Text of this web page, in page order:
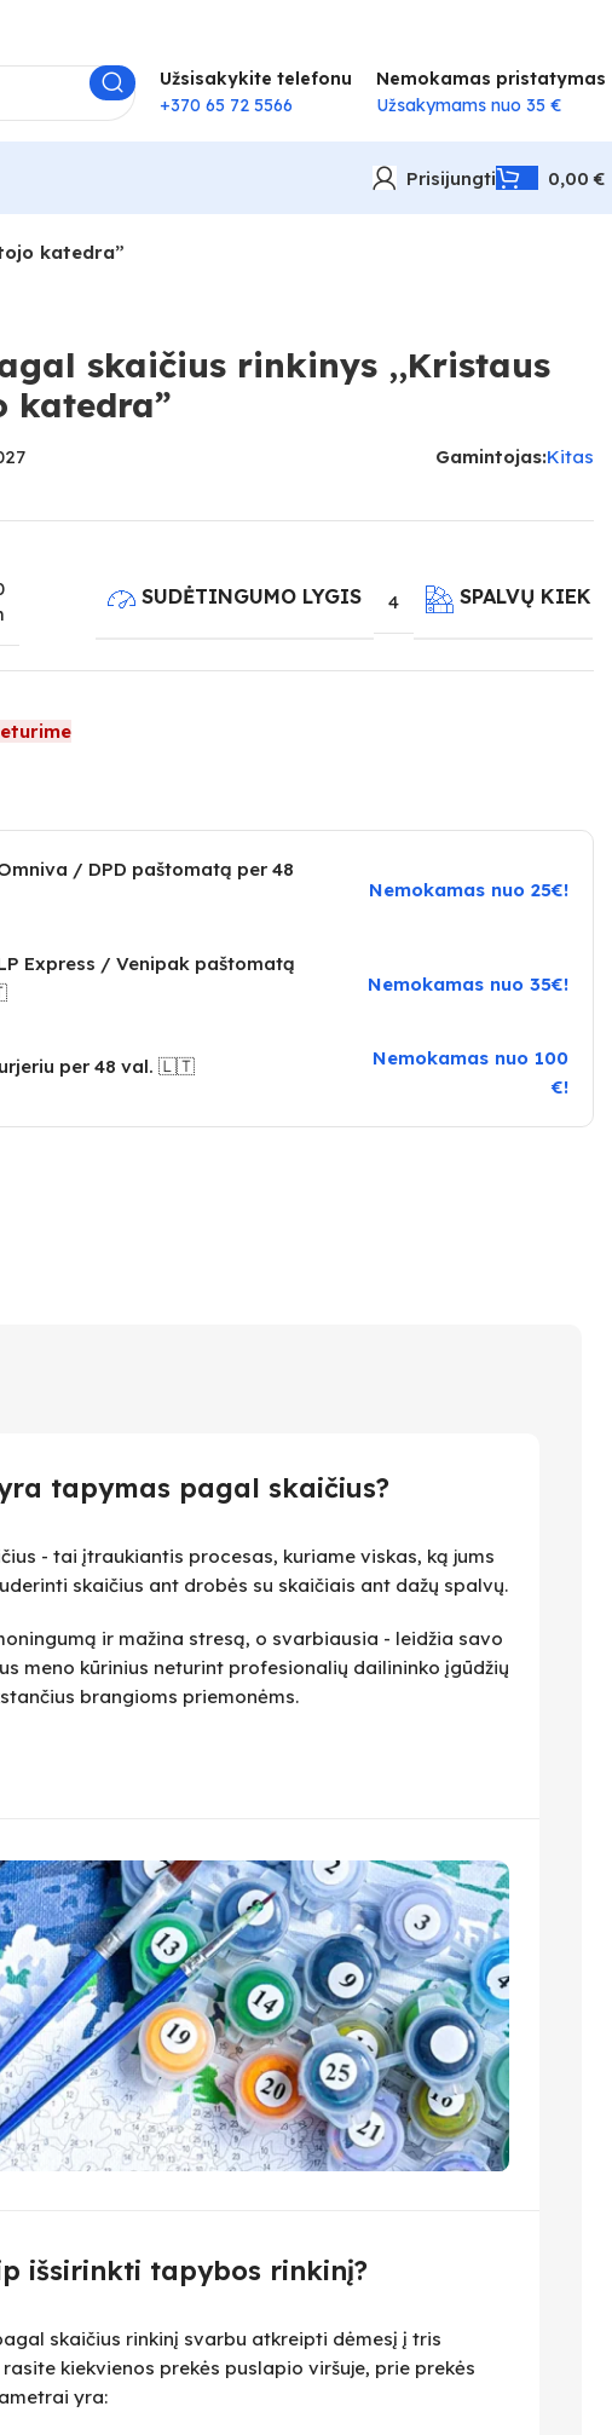
Užsisakykite telefonu
+370 65 72 5566
Nemokamas pristatymas
Užsakymams nuo 35 €
Prisijungti 0,00€
katedra”
skaičius rinkinys ,,Kristaus
katedra”
Gamintojas:Kitas
SUDĖTINGUMO LYGIS 4 SPALVŲ KIEKIS
/ DPD paštomatą per 48
Nemokamas nuo 25€!
Express / Venipak paštomatą
Nemokamas nuo 35€!
per 48 val. 🇱🇹
Nemokamas nuo 100
€!
tapymas pagal skaičius?
- tai įtraukiantis procesas, kuriame viskas, ką jums
skaičius ant drobės su skaičiais ant dažų spalvų.
ir mažina stresą, o svarbiausia - leidžia savo
meno kūrinius neturint profesionalių dailininko įgūdžių
brangioms priemonėms.
išsirinkti tapybos rinkinį?
skaičius rinkinį svarbu atkreipti dėmesį į tris
kiekvienos prekės puslapio viršuje, prie prekės
yra: